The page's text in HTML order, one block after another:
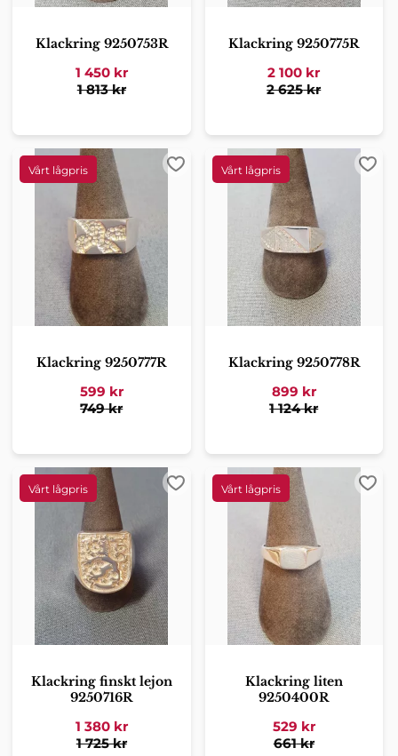
Klackring 9250753R
1 450kr
1 813kr
Klackring 9250775R
2 100 kr
2 625kr
Klackring 9250777R
599 kr
749kr
Lägg till i favoriter
Klackring 9250778R
899 kr
1 124kr
Klackring finskt lejon
9250716R
1 380kr
1 725kr
Lägg till i favoriter
Klackring liten
9250400R
529 kr
661kr